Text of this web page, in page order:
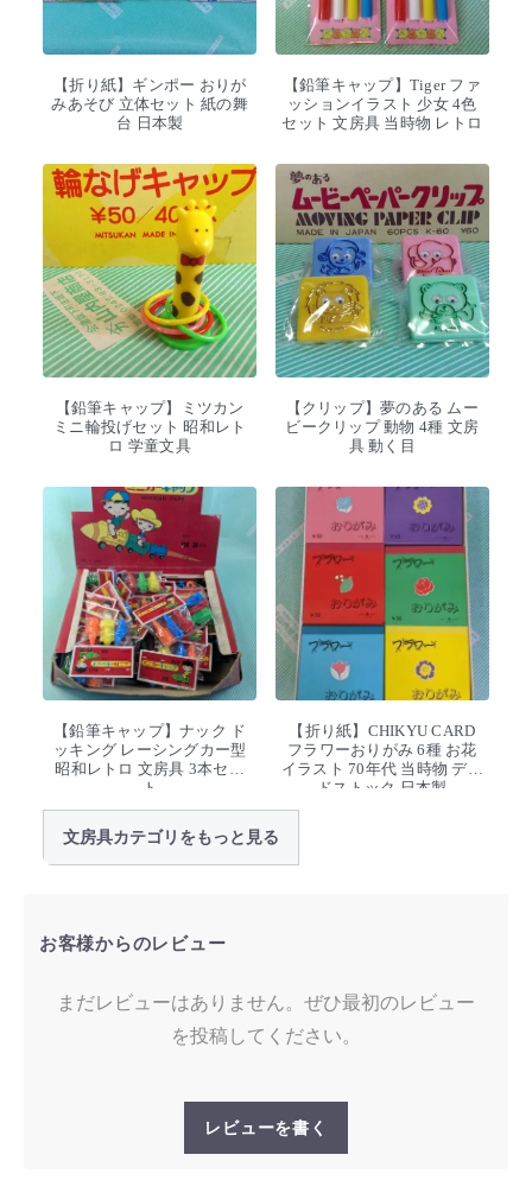
【折り紙】ギンポー おりが
みあそび 立体セット 紙の舞
台 日本製
【鉛筆キャップ】Tiger ファ
ッションイラスト 少女 4色
セット 文房具 当時物 レトロ
【鉛筆キャップ】ミツカン
ミニ輪投げセット 昭和レト
ロ 学童文具
【クリップ】夢のある ムー
ビークリップ 動物 4種 文房
具 動く目
【鉛筆キャップ】ナック ド
ッキング レーシングカー型
昭和レトロ 文房具 3本セッ
ト
【折り紙】CHIKYU CARD
フラワーおりがみ 6種 お花
イラスト 70年代 当時物 デッ
ドストック 日本製
文房具カテゴリをもっと見る
お客様からのレビュー
まだレビューはありません。ぜひ最初のレビュー
を投稿してください。
レビューを書く